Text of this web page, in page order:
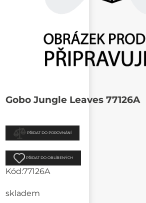
Gobo Jungle Leaves 77126A
PŘIDAT DO POROVNÁNÍ
PŘIDAT DO OBLÍBENÝCH
Kód:77126A
skladem